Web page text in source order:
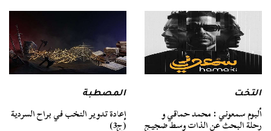
التخت
ألبوم سمعوني : محمد حماقي و
رحلة البحث عن الذات وسط ضجيج
المصطبة
إعادة تدوير النخب في براح السردية
(ج3)